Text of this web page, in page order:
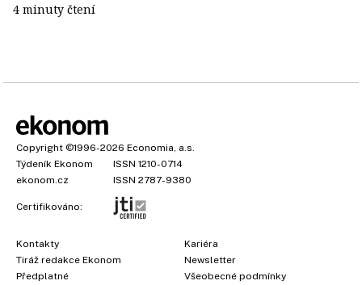
4 minuty čtení
Copyright ©1996-2026 Economia, a.s.
Týdeník Ekonom
ISSN 1210-0714
ekonom.cz
ISSN 2787-9380
Certifikováno:
Kontakty
Tiráž redakce Ekonom
Předplatné
Kariéra
Newsletter
Všeobecné podmínky